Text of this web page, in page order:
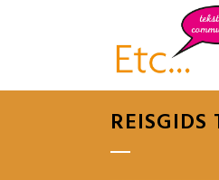
REISGIDS